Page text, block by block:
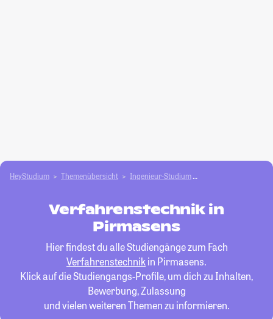
HeyStudium Themenübersicht Ingenieur-Studium
Verfahrenstechnik in
Pirmasens
Hier findest du alle Studiengänge zum Fach
Verfahrenstechnikin Pirmasens.
Klick auf die Studiengangs-Profile, um dich zu Inhalten,
Bewerbung, Zulassung
und vielen weiteren Themen zu informieren.